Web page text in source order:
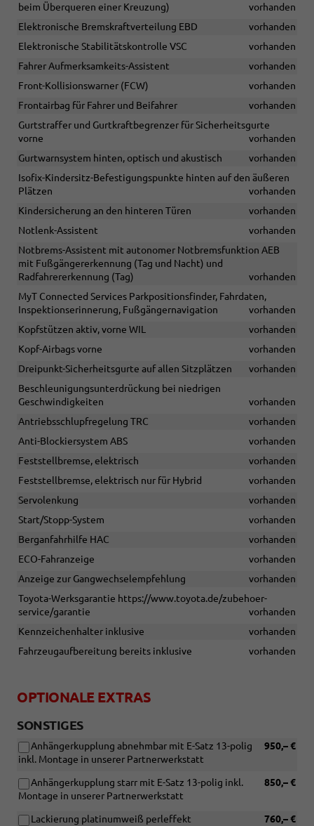
beim Überqueren einer Kreuzung)
vorhanden
Elektronische Bremskraftverteilung EBD
vorhanden
Elektronische Stabilitätskontrolle VSC
vorhanden
Fahrer Aufmerksamkeits-Assistent
vorhanden
Front-Kollisionswarner (FCW)
vorhanden
Frontairbag für Fahrer und Beifahrer
vorhanden
Gurtstraffer und Gurtkraftbegrenzer für Sicherheitsgurte
vorne
vorhanden
Gurtwarnsystem hinten, optisch und akustisch
vorhanden
Isofix-Kindersitz-Befestigungspunkte hinten auf den äußeren
Plätzen
vorhanden
Kindersicherung an den hinteren Türen
vorhanden
Notlenk-Assistent
vorhanden
Notbrems-Assistent mit autonomer Notbremsfunktion AEB
mit Fußgängererkennung (Tag und Nacht) und
Radfahrererkennung (Tag)
vorhanden
MyT Connected Services Parkpositionsfinder, Fahrdaten,
Inspektionserinnerung, Fußgängernavigation
vorhanden
Kopfstützen aktiv, vorne WIL
vorhanden
Kopf-Airbags vorne
vorhanden
Dreipunkt-Sicherheitsgurte auf allen Sitzplätzen
vorhanden
Beschleunigungsunterdrückung bei niedrigen
Geschwindigkeiten
vorhanden
Antriebsschlupfregelung TRC
vorhanden
Anti-Blockiersystem ABS
vorhanden
Feststellbremse, elektrisch
vorhanden
Feststellbremse, elektrisch nur für Hybrid
vorhanden
Servolenkung
vorhanden
Start/Stopp-System
vorhanden
Berganfahrhilfe HAC
vorhanden
ECO-Fahranzeige
vorhanden
Anzeige zur Gangwechselempfehlung
vorhanden
Toyota-Werksgarantie https://www.toyota.de/zubehoer-
service/garantie
vorhanden
Kennzeichenhalter inklusive
vorhanden
Fahrzeugaufbereitung bereits inklusive
vorhanden
OPTIONALE EXTRAS
SONSTIGES
950,– €
Anhängerkupplung abnehmbar mit E-Satz 13-polig
inkl. Montage in unserer Partnerwerkstatt
850,– €
Anhängerkupplung starr mit E-Satz 13-polig inkl.
Montage in unserer Partnerwerkstatt
760,– €
Lackierung platinumweiß perleffekt